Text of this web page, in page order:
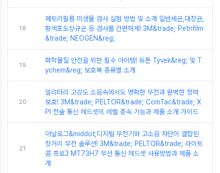
18
페트리필름 미생물 검사 실험 방법 및 소개 일반세균,대장균,
황색포도상규균 등 검사를 간편하게! 3M&trade; Petrifilm
&trade; NEOGEN&reg;
19
화학물질 안전을 위한 필수 아이템! 듀폰 Tyvek&reg; 및 T
ychem&reg; 보호복 종류별 소개
20
밀리터리 고강도 소음속에서도 명확한 무전과 완벽한 청력
보호! 3M&trade; PELTOR&trade; ComTac&trade; X
PI 전술 통신 헤드셋의 레벨 종속 기능과 제품 소개 가이드
21
아날로그&middot;디지털 무전기와 고소음 차단이 결합된
장거리 무전 솔루션! 3M&trade; PELTOR&trade; 라이트
콤 프로3 MT73H7 무선 통신 헤드셋 사용방법과 제품 소
개